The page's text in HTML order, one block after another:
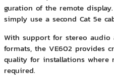
guration of the remote
simply use a second Cat 5e
With support for stereo audio
formats, the VE602 provides
quality for installations where
required.